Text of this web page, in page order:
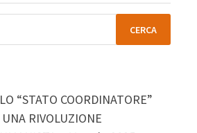
LO “STATO COORDINATORE”
UNA RIVOLUZIONE